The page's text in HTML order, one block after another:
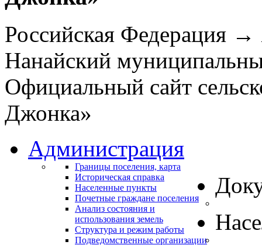
Российская Федерация
Нанайский
Официальный сайт
Джонка»
Администрация
Границы поселения, карта
Историческая справка
Населенные пункты
Почетные граждане поселения
Анализ состояния и
использования земель
Структура и режим работы
Подведомственные организации